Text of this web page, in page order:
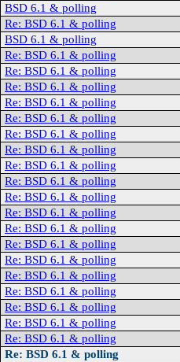
BSD 6.1 & polling
Re: BSD 6.1 & polling
BSD 6.1 & polling
Re: BSD 6.1 & polling
Re: BSD 6.1 & polling
Re: BSD 6.1 & polling
Re: BSD 6.1 & polling
Re: BSD 6.1 & polling
Re: BSD 6.1 & polling
Re: BSD 6.1 & polling
Re: BSD 6.1 & polling
Re: BSD 6.1 & polling
Re: BSD 6.1 & polling
Re: BSD 6.1 & polling
Re: BSD 6.1 & polling
Re: BSD 6.1 & polling
Re: BSD 6.1 & polling
Re: BSD 6.1 & polling
Re: BSD 6.1 & polling
Re: BSD 6.1 & polling
Re: BSD 6.1 & polling
Re: BSD 6.1 & polling
Re: BSD 6.1 & polling